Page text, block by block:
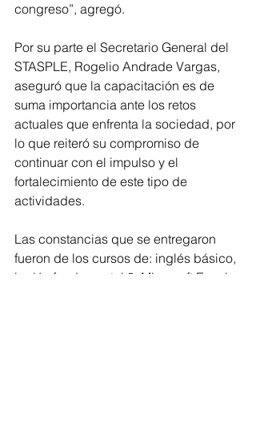
congreso”, agregó.
Por su parte el Secretario General del
STASPLE, Rogelio Andrade Vargas,
aseguró que la capacitación es de
suma importancia ante los retos
actuales que enfrenta la sociedad, por
lo que reiteró su compromiso de
continuar con el impulso y el
fortalecimiento de este tipo de
actividades.
Las constancias que se entregaron
fueron de los cursos de: inglés básico,
inglés fundamental 3, Microsoft Excel y